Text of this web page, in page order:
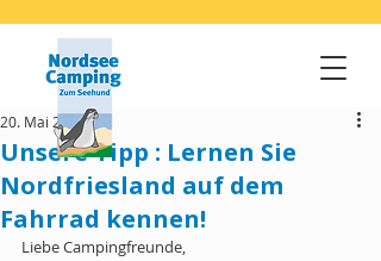
Unsere Tipp : Lernen Sie
Nordfriesland auf dem
Fahrrad kennen!
20. Mai 2021
Liebe Campingfreunde,